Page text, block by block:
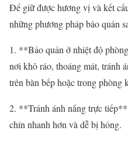
Để giữ được hương vị và kết
những phương pháp bảo quản
1. **Bảo quản ở nhiệt độ
nơi khô ráo, thoáng mát, tránh
trên bàn bếp hoặc trong phòng
2. **Tránh ánh nắng trực
chín nhanh hơn và dễ bị hỏng.